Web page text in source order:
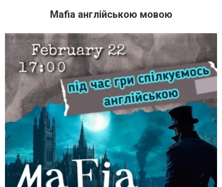
Mafia англійською мовою